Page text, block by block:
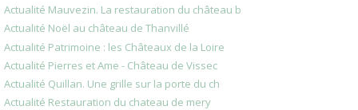
Actualité Mauvezin. La restauration du château b
Actualité Noël au château de Thanvillé
Actualité Patrimoine : les Châteaux de la Loire
Actualité Pierres et Ame - Château de Vissec
Actualité Quillan. Une grille sur la porte du ch
Actualité Restauration du chateau de mery